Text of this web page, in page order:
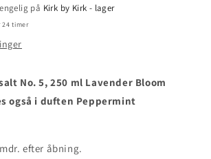
duften
Vegansk
på Kirk by Kirk - lager
24 timer
No. 5, 250 ml Lavender Bloom
også i duften Peppermint
mdr. efter åbning.